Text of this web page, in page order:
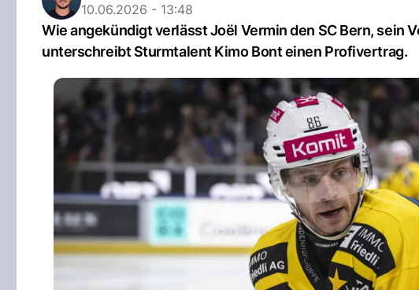
10.06.2026 - 13:48
Wie angekündigt verlässt Joël Vermin den SC Bern, sein
unterschreibt Sturmtalent Kimo Bont einen Profivertrag.